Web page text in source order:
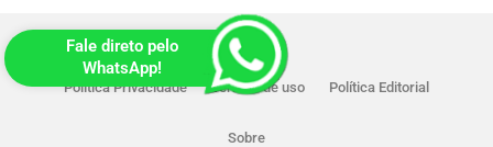
Fale direto pelo
WhatsApp!
Política Privacidade Termos de uso Política Editorial
Sobre